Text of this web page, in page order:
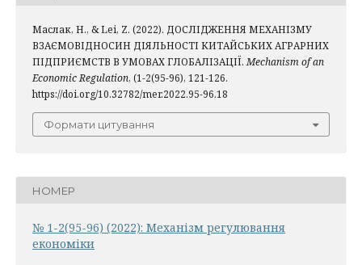
Маслак, Н., & Lei, Z. (2022). ДОСЛІДЖЕННЯ МЕХАНІЗМУ
ВЗАЄМОВІДНОСИН ДІЯЛЬНОСТІ КИТАЙСЬКИХ АГРАРНИХ
ПІДПРИЄМСТВ В УМОВАХ ГЛОБАЛІЗАЦІЇ.Mechanism of an
Economic Regulation, (1-2(95-96), 121-126.
https://doi.org/10.32782/mer.2022.95-96.18
Формати цитування
НОМЕР
№ 1-2(95-96) (2022): Механiзм регулювання
економiки